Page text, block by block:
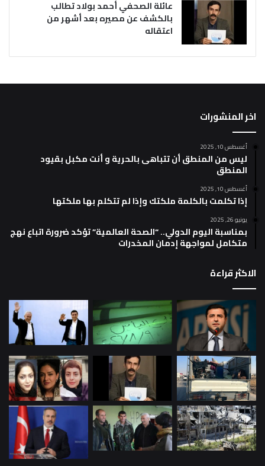
عائلة الصحفي أحمد بولاد تطالب
بالكشف عن مصيره بعد أشهر من
اعتقاله
اخر المنشورات
أغسطس 10, 2025
ليس من المنطق أن تتباهى بالحرية و أنت مكبل بقيود
المنطق
أغسطس 10, 2025
إذا تكلمت بالكلمة ملكتك وإذا لم تتكلم بها ملكتها
يونيو 26, 2025
بمناسبة اليوم الدولي.. “الصحة العالمية” تؤكد ضرورة اتباع نهج
متكامل لمواجهة إدمان المخدرات
الاكثر قراءة